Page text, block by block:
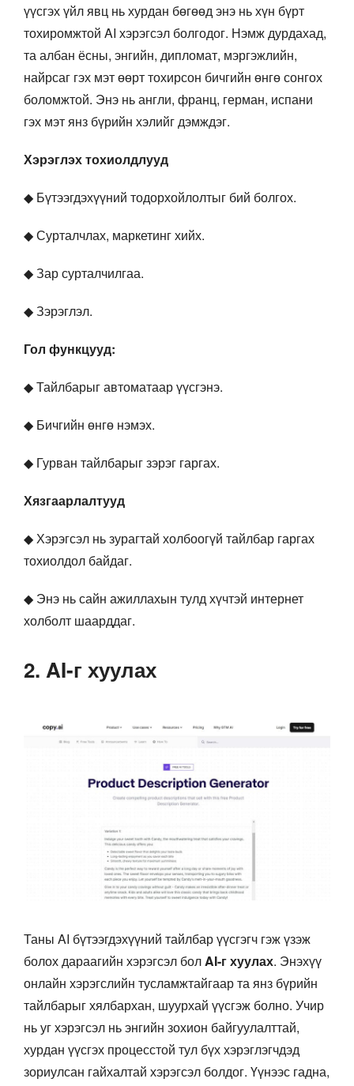
үүсгэх үйл явц нь хурдан бөгөөд энэ нь хүн бүрт
тохиромжтой AI хэрэгсэл болгодог. Нэмж дурдахад,
та албан ёсны, энгийн, дипломат, мэргэжлийн,
найрсаг гэх мэт өөрт тохирсон бичгийн өнгө сонгох
боломжтой. Энэ нь англи, франц, герман, испани
гэх мэт янз бүрийн хэлийг дэмждэг.
Хэрэглэх тохиолдлууд
◆ Бүтээгдэхүүний тодорхойлолтыг бий болгох.
◆ Сурталчлах, маркетинг хийх.
◆ Зар сурталчилгаа.
◆ Зэрэглэл.
Гол функцууд:
◆ Тайлбарыг автоматаар үүсгэнэ.
◆ Бичгийн өнгө нэмэх.
◆ Гурван тайлбарыг зэрэг гаргах.
Хязгаарлалтууд
◆ Хэрэгсэл нь зурагтай холбоогүй тайлбар гаргах
тохиолдол байдаг.
◆ Энэ нь сайн ажиллахын тулд хүчтэй интернет
холболт шаарддаг.
2. AI-г хуулах
Таны AI бүтээгдэхүүний тайлбар үүсгэгч гэж үзэж
болох дараагийн хэрэгсэл болAI-г хуулах. Энэхүү
онлайн хэрэгслийн тусламжтайгаар та янз бүрийн
тайлбарыг хялбархан, шуурхай үүсгэж болно. Учир
нь уг хэрэгсэл нь энгийн зохион байгуулалттай,
хурдан үүсгэх процесстой тул бүх хэрэглэгчдэд
зориулсан гайхалтай хэрэгсэл болдог. Үүнээс гадна,